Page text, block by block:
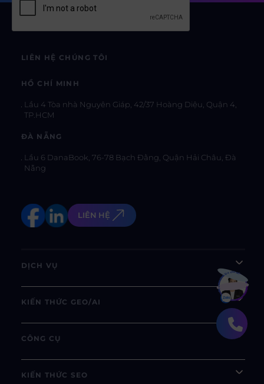
LIÊN HỆ CHÚNG TÔI
HỒ CHÍ MINH
Lầu 4 Tòa nhà Nguyên Giáp, 42/37 Hoàng Diệu, Quận 4,
TP.HCM
ĐÀ NẴNG
Lầu 6 DanaBook, 76-78 Bạch Đằng, Quận Hải Châu, Đà
Nẵng
LIÊN HỆ
DỊCH VỤ
KIẾN THỨC GEO/AI
CÔNG CỤ
KIẾN THỨC SEO
Bạn muốn hiểu thêm?Xem chi tiết